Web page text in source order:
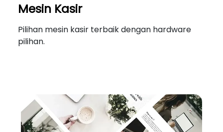
Mesin Kasir
Pilihan mesin kasir terbaik dengan hardware
pilihan.